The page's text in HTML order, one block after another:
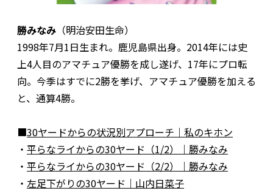
勝みなみ （明治安田生命）
1998年7月1日生まれ。鹿児島県出身。2014年には史
上4人目のアマチュア優勝を成し遂げ、17年にプロ転
向。今季はすでに2勝を挙げ、アマチュア優勝を加える
と、通算4勝。
■30ヤードからの状況別アプローチ｜私のキホン
・ 平らなライからの30ヤード（1/2）｜勝みなみ
・ 平らなライからの30ヤード（2/2）｜勝みなみ
・ 左足下がりの30ヤード｜山内日菜子